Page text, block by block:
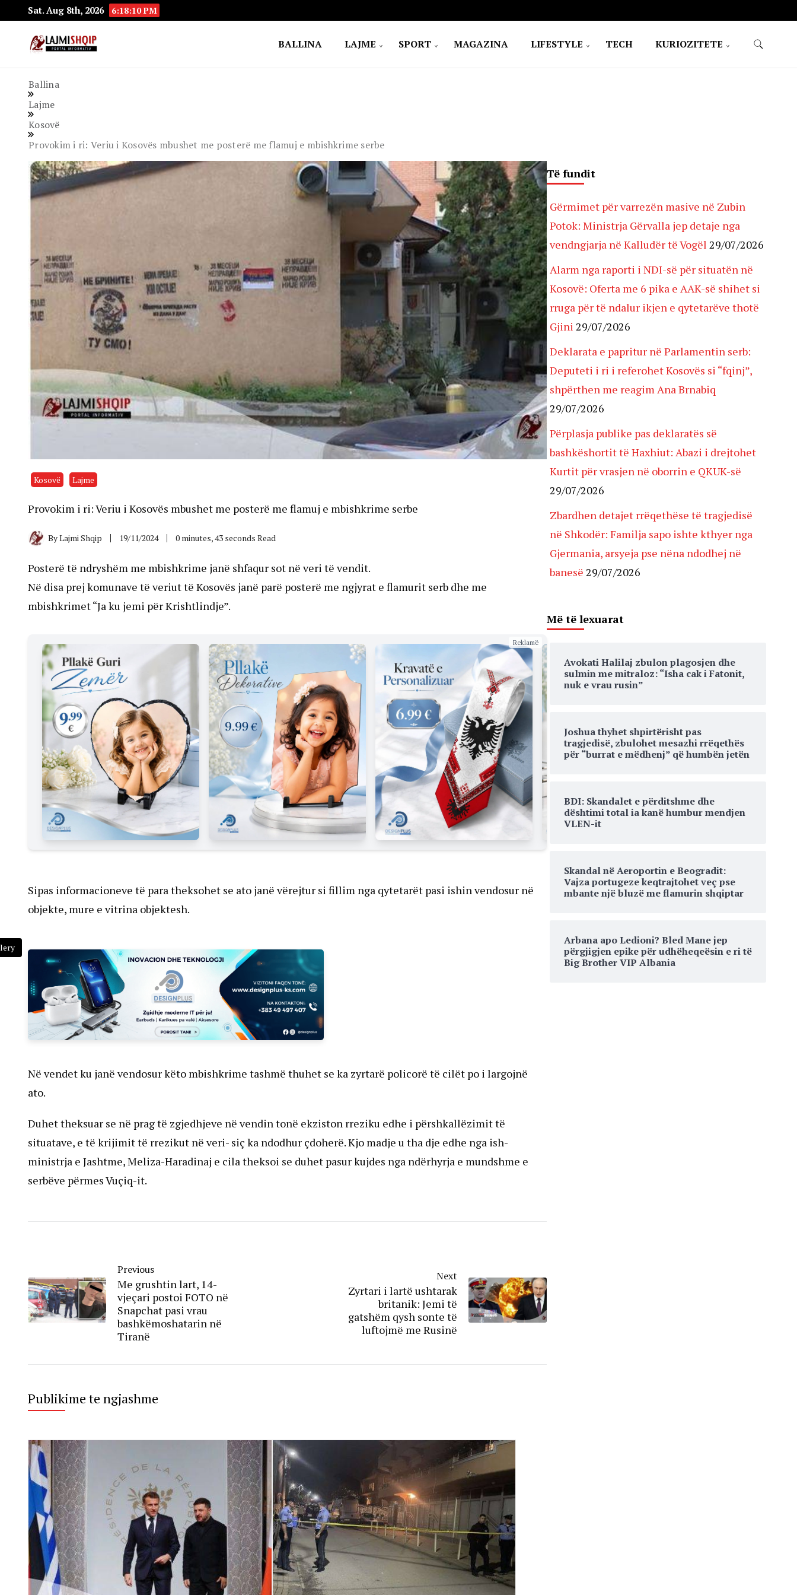
Sat. Aug 8th, 2026 6:18:11 PM
BALLINA LAJME SPORT MAGAZINA LIFESTYLE TECH KURIOZITETE
Ballina
Lajme
Kosovë
Provokim i ri: Veriu i Kosovës mbushet me posterë me flamuj e mbishkrime serbe
Kosovë Lajme
Provokim i ri: Veriu i Kosovës mbushet me posterë me flamuj e mbishkrime serbe
ByLajmi Shqip 19/11/2024 0 minutes, 43 seconds Read
Posterë të ndryshëm me mbishkrime janë shfaqur sot në veri të vendit.
Në disa prej komunave të veriut të Kosovës janë parë posterë me ngjyrat e flamurit serb dhe me
mbishkrimet “Ja ku jemi për Krishtlindje”.
Reklamë
Sipas informacioneve të para theksohet se ato janë vërejtur si fillim nga qytetarët pasi ishin vendosur në
objekte, mure e vitrina objektesh.
Në vendet ku janë vendosur këto mbishkrime tashmë thuhet se ka zyrtarë policorë të cilët po i largojnë
ato.
Duhet theksuar se në prag të zgjedhjeve në vendin tonë ekziston rreziku edhe i përshkallëzimit të
situatave, e të krijimit të rrezikut në veri- siç ka ndodhur çdoherë. Kjo madje u tha dje edhe nga ish-
ministrja e Jashtme, Meliza-Haradinaj e cila theksoi se duhet pasur kujdes nga ndërhyrja e mundshme e
serbëve përmes Vuçiq-it.
Previous
Me grushtin lart, 14-
vjeçari postoi FOTO në
Snapchat pasi vrau
bashkëmoshatarin në
Tiranë
Next
Zyrtari i lartë ushtarak
britanik: Jemi të
gatshëm qysh sonte të
luftojmë me Rusinë
Publikime te ngjashme
Të fundit
Gërmimet për varrezën masive në Zubin
Potok: Ministrja Gërvalla jep detaje nga
vendngjarja në Kalludër të Vogël 29/07/2026
Alarm nga raporti i NDI-së për situatën në
Kosovë: Oferta me 6 pika e AAK-së shihet si
rruga për të ndalur ikjen e qytetarëve thotë
Gjini 29/07/2026
Deklarata e papritur në Parlamentin serb:
Deputeti i ri i referohet Kosovës si “fqinj”,
shpërthen me reagim Ana Brnabiq
29/07/2026
Përplasja publike pas deklaratës së
bashkëshortit të Haxhiut: Abazi i drejtohet
Kurtit për vrasjen në oborrin e QKUK-së
29/07/2026
Zbardhen detajet rrëqethëse të tragjedisë
në Shkodër: Familja sapo ishte kthyer nga
Gjermania, arsyeja pse nëna ndodhej në
banesë 29/07/2026
Më të lexuarat
Avokati Halilaj zbulon plagosjen dhe
sulmin me mitraloz: “Isha cak i Fatonit,
nuk e vrau rusin”
Joshua thyhet shpirtërisht pas
tragjedisë, zbulohet mesazhi rrëqethës
për “burrat e mëdhenj” që humbën jetën
BDI: Skandalet e përditshme dhe
dështimi total ia kanë humbur mendjen
VLEN-it
Skandal në Aeroportin e Beogradit:
Vajza portugeze keqtrajtohet veç pse
mbante një bluzë me flamurin shqiptar
Arbana apo Ledioni? Bled Mane jep
përgjigjen epike për udhëheqeësin e ri të
Big Brother VIP Albania